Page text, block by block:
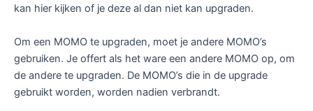
kan hier kijken of je deze al dan niet kan upgraden.
Om een MOMO te upgraden, moet je andere MOMO’s
gebruiken. Je offert als het ware een andere MOMO op, om
de andere te upgraden. De MOMO’s die in de upgrade
gebruikt worden, worden nadien verbrandt.